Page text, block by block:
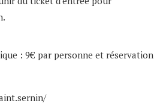
: 9€ par personne et réservation